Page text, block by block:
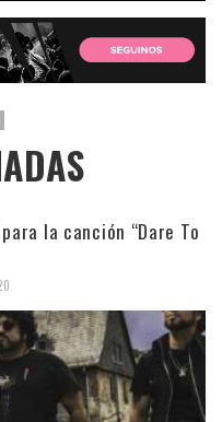
la canción “Dare To